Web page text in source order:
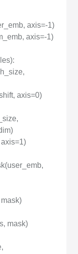
axis=-1)
axis=-1)
axis=0)
mask)